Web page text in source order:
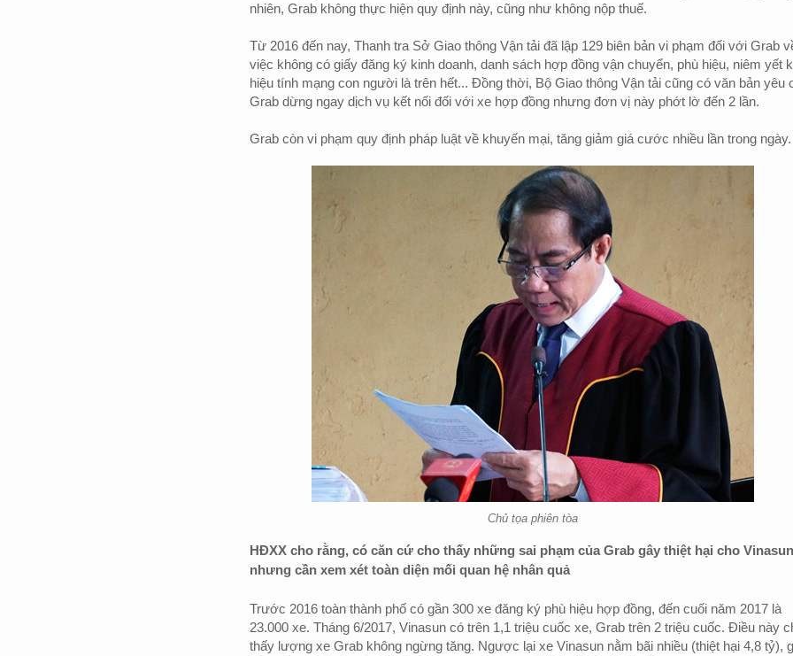
nhiên, Grab không thực hiện quy định này, cũng như không nộp thuế.
Từ 2016 đến nay, Thanh tra Sở Giao thông Vận tải đã lập 129 biên bản vi phạm đối với Grab
việc không có giấy đăng ký kinh doanh, danh sách hợp đồng vận chuyển, phù hiệu, niêm yết
hiệu tính mạng con người là trên hết... Đồng thời, Bộ Giao thông Vận tải cũng có văn bản yêu
Grab dừng ngay dịch vụ kết nối đối với xe hợp đồng nhưng đơn vị này phớt lờ đến 2 lần.
Grab còn vi phạm quy định pháp luật về khuyến mại, tăng giảm giá cước nhiều lần trong ngày.
Chủ tọa phiên tòa
HĐXX cho rằng, có căn cứ cho thấy những sai phạm của Grab gây thiệt hại cho Vinasun
nhưng cần xem xét toàn diện mối quan hệ nhân quả
Trước 2016 toàn thành phố có gần 300 xe đăng ký phù hiệu hợp đồng, đến cuối năm 2017 là
23.000 xe. Tháng 6/2017, Vinasun có trên 1,1 triệu cuốc xe, Grab trên 2 triệu cuốc. Điều này
thấy lượng xe Grab không ngừng tăng. Ngược lại xe Vinasun nằm bãi nhiều (thiệt hại 4,8 tỷ),